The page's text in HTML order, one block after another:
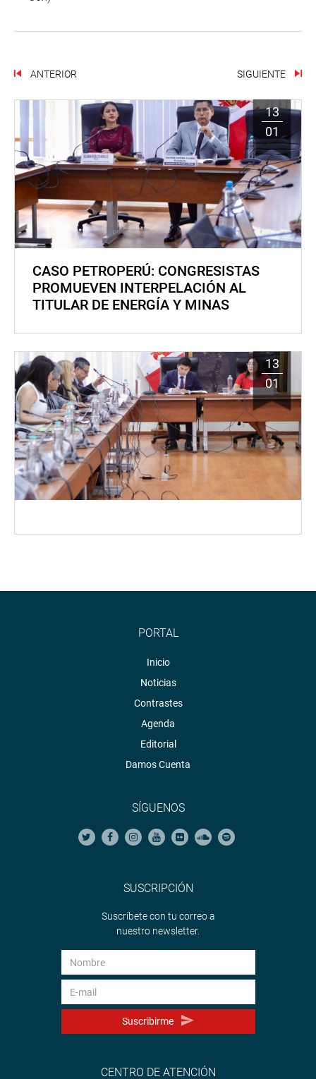
ANTERIOR SIGUIENTE
13
01
CASO PETROPERÚ: CONGRESISTAS
PROMUEVEN INTERPELACIÓN AL
TITULAR DE ENERGÍA Y MINAS
13
01
PORTAL
Inicio
Noticias
Contrastes
Agenda
Editorial
Damos Cuenta
SÍGUENOS
SUSCRIPCIÓN
Suscríbete con tu correo a
nuestro newsletter.
Suscribirme
CENTRO DE ATENCIÓN